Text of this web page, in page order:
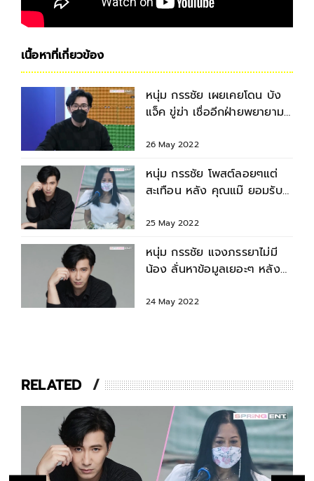
เนื้อหาที่เกี่ยวข้อง
หนุ่ม กรรชัย เผยเคยโดน บัง
แจ็ค ขู่ฆ่า เชื่ออีกฝ่ายพยายาม
26 May 2022
หนุ่ม กรรชัย โพสต์ลอยๆแต่
สะเทือน หลัง คุณแม๊ ยอมรับ
25 May 2022
หนุ่ม กรรชัย แจงภรรยาไม่มี
น้อง ลั่นหาข้อมูลเยอะๆ หลัง
24 May 2022
RELATED